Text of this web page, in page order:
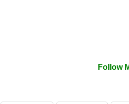
Follow